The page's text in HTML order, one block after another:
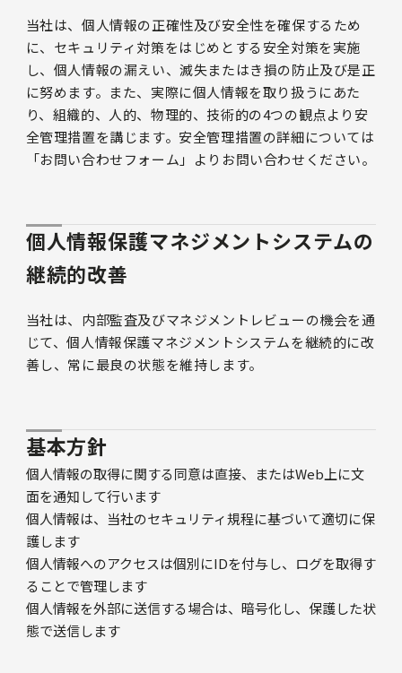
当社は、個人情報の正確性及び安全性を確保するため
に、セキュリティ対策をはじめとする安全対策を実施
し、個人情報の漏えい、滅失またはき損の防止及び是正
に努めます。また、実際に個人情報を取り扱うにあた
り、組織的、人的、物理的、技術的の4つの観点より安
全管理措置を講じます。安全管理措置の詳細については
「お問い合わせフォーム」よりお問い合わせください。
個人情報保護マネジメントシステムの
継続的改善
当社は、内部監査及びマネジメントレビューの機会を通
じて、個人情報保護マネジメントシステムを継続的に改
善し、常に最良の状態を維持します。
基本方針
個人情報の取得に関する同意は直接、またはWeb上に文
面を通知して行います
個人情報は、当社のセキュリティ規程に基づいて適切に保
護します
個人情報へのアクセスは個別にIDを付与し、ログを取得す
ることで管理します
個人情報を外部に送信する場合は、暗号化し、保護した状
態で送信します